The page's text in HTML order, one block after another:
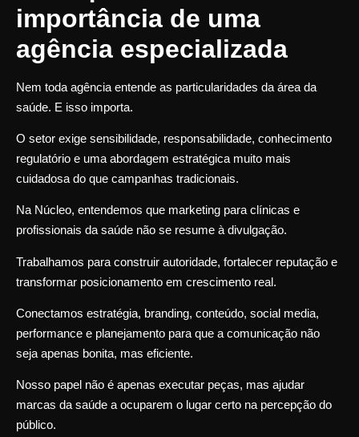
importância de uma
agência especializada
Nem toda agência entende as particularidades da área da
saúde. E isso importa.
O setor exige sensibilidade, responsabilidade, conhecimento
regulatório e uma abordagem estratégica muito mais
cuidadosa do que campanhas tradicionais.
Na Núcleo, entendemos que marketing para clínicas e
profissionais da saúde não se resume à divulgação.
Trabalhamos para construir autoridade, fortalecer reputação e
transformar posicionamento em crescimento real.
Conectamos estratégia, branding, conteúdo, social media,
performance e planejamento para que a comunicação não
seja apenas bonita, mas eficiente.
Nosso papel não é apenas executar peças, mas ajudar
marcas da saúde a ocuparem o lugar certo na percepção do
público.